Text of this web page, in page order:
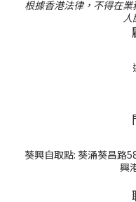
根據香港法律，不得在
人
葵興自取點: 葵涌葵昌路
興